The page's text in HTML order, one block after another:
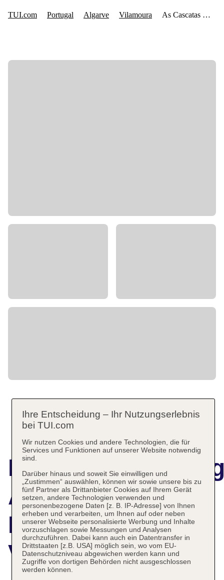
As Cascatas Golf
Resort & Spa
Vilamoura
Ihre Entscheidung – Ihr Nutzungserlebnis
bei TUI.com
Wir nutzen Cookies und andere Technologien, die für
Services und Funktionen auf unserer Website notwendig
sind.
Darüber hinaus und soweit Sie einwilligen und
„Zustimmen“ auswählen, können wir sowie unsere bis zu
fünf Partner als Drittanbieter Cookies auf Ihrem Gerät
setzen, andere Technologien verwenden und
personenbezogene Daten [z. B. IP-Adresse] von Ihnen
erheben und verarbeiten, um Ihnen auf oder neben
unserer Webseite personalisierte Werbung und Inhalte
vorzuschlagen sowie Messungen und Analysen
durchzuführen. Dabei kann auch ein Datentransfer in
Drittstaaten [z.B. USA] möglich sein, wo vom EU-
Datenschutzniveau abgewichen werden kann und
Zugriffe von dortigen Behörden nicht ausgeschlossen
werden können.